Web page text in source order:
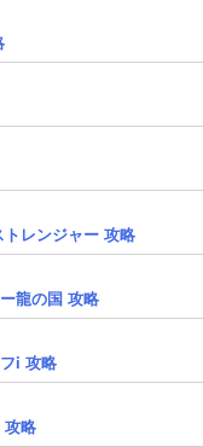
レンジャー 攻略
龍の国 攻略
i 攻略
攻略